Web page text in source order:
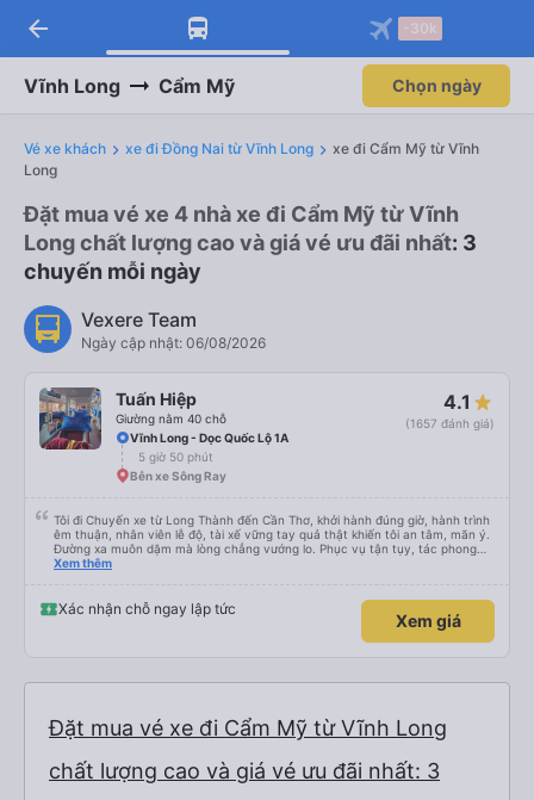
arrow_back -30k
Vĩnh Long Cẩm Mỹ Chọn ngày
Vé xe khách xe đi Đồng Nai từ Vĩnh Long
xe đi Cẩm Mỹ từ Vĩnh
Long
Đặt mua vé xe 4 nhà xe đi Cẩm Mỹ từ Vĩnh
Long chất lượng cao và giá vé ưu đãi nhất: 3
chuyến mỗi ngày
Vexere Team
Ngày cập nhật: 06/08/2026
Tuấn Hiệp
Giường nằm 40 chỗ
4.1
(1657 đánh giá)
Vĩnh Long - Dọc Quốc Lộ 1A
5 giờ 50 phút
Bễn xe Sông Ray
Tôi đi Chuyến xe từ Long Thành đến Cần Thơ, khởi hành đúng giờ, hành trình
êm thuận, nhân viên lễ độ, tài xế vững tay quả thật khiến tôi an tâm, mãn ý.
Đường xa muôn dặm mà lòng chẳng vướng lo. Phục vụ tận tụy, tác phong
nghiêm cẩn, hiếm thấy giữa thời buổi kim tiền vội vã. Xã hội loạn đạo. Xin gửi
Xem thêm
Xác nhận chỗ ngay lập tức
Xem giá
Đặt mua vé xe đi Cẩm Mỹ từ Vĩnh Long
chất lượng cao và giá vé ưu đãi nhất: 3